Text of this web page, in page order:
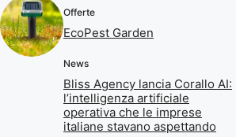
Offerte
EcoPest Garden
News
Bliss Agency lancia Corallo AI:
l’intelligenza artificiale
operativa che le imprese
italiane stavano aspettando